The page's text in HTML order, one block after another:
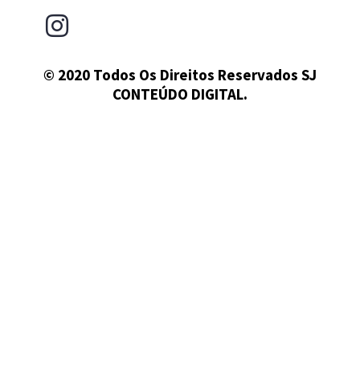
© 2020 Todos Os Direitos Reservados SJ
CONTEÚDO DIGITAL.